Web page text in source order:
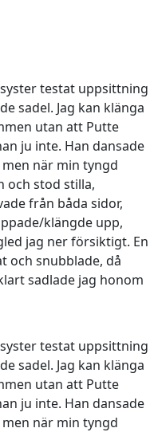
testat uppsittning
sadel. Jag kan klänga
utan att Putte
ju inte. Han dansade
när min tyngd
och stod stilla,
från båda sidor,
klängde upp,
jag ner försiktigt. En
och snubblade, då
sadlade jag honom
testat uppsittning
sadel. Jag kan klänga
utan att Putte
ju inte. Han dansade
när min tyngd